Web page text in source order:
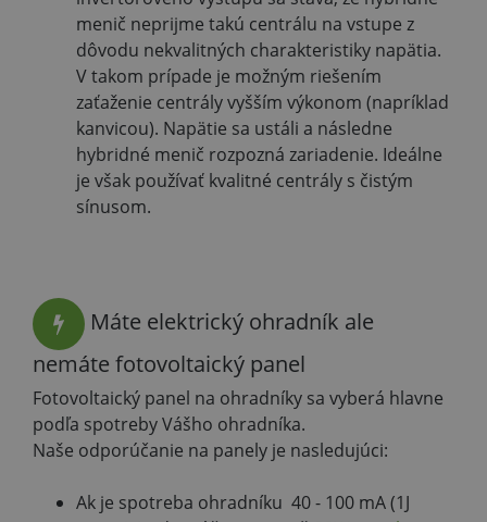
menič neprijme takú centrálu na vstupe z
dôvodu nekvalitných charakteristiky napätia.
V takom prípade je možným riešením
zaťaženie centrály vyšším výkonom (napríklad
kanvicou). Napätie sa ustáli a následne
hybridné menič rozpozná zariadenie. Ideálne
je však používať kvalitné centrály s čistým
sínusom.
Máte elektrický ohradník ale
nemáte fotovoltaický panel
Fotovoltaický panel na ohradníky sa vyberá hlavne
podľa spotreby Vášho ohradníka.
Naše odporúčanie na panely je nasledujúci:
Ak je spotreba ohradníku 40 - 100 mA (1J